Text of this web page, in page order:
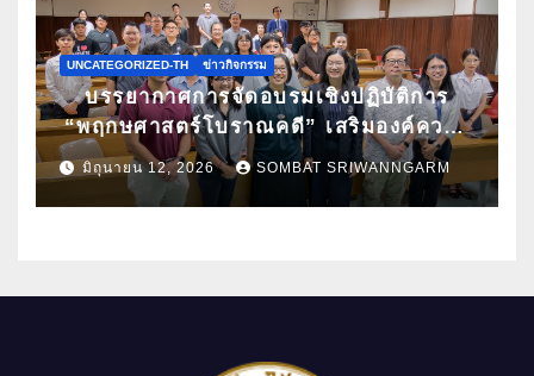
UNCATEGORIZED-TH ข่าวกิจกรรม
บรรยากาศการจัดอบรมเชิงปฏิบัติการ
“พฤกษศาสตร์โบราณคดี” เสริมองค์ความ
รู้ด้านการศึกษาซากพืชโบราณด้วยเทคนิค
ทางวิทยาศาสตร์
มิถุนายน 12, 2026 SOMBAT SRIWANNGARM